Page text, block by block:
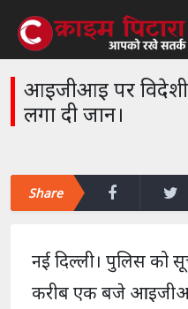
आइजीआइ पर विदेशी
लगा दी जान।
Share
नई दिल्ली। पुलिस को
करीब एक बजे